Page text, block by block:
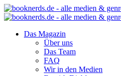
Das Magazin
Über uns
Das Team
FAQ
Wir in den Medien